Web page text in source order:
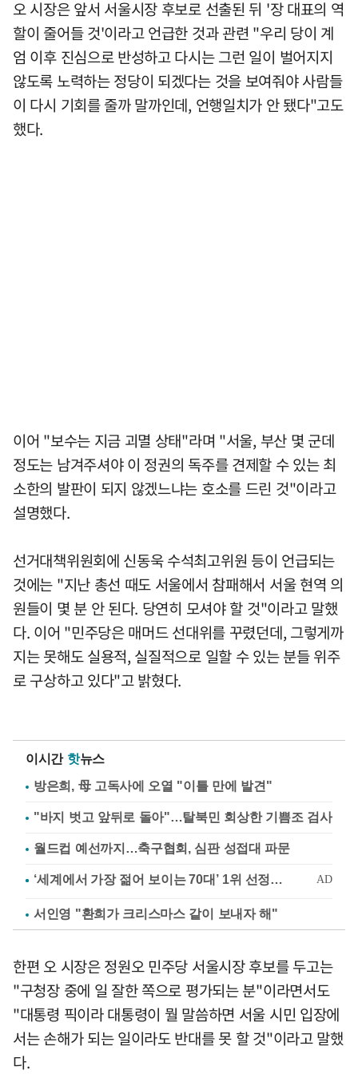
오 시장은 앞서 서울시장 후보로 선출된 뒤 '장 대표의 역
할이 줄어들 것'이라고 언급한 것과 관련 "우리 당이 계
엄 이후 진심으로 반성하고 다시는 그런 일이 벌어지지
않도록 노력하는 정당이 되겠다는 것을 보여줘야 사람들
이 다시 기회를 줄까 말까인데, 언행일치가 안 됐다"고도
했다.
이어 "보수는 지금 괴멸 상태"라며 "서울, 부산 몇 군데
정도는 남겨주셔야 이 정권의 독주를 견제할 수 있는 최
소한의 발판이 되지 않겠느냐는 호소를 드린 것"이라고
설명했다.
선거대책위원회에 신동욱 수석최고위원 등이 언급되는
것에는 "지난 총선 때도 서울에서 참패해서 서울 현역 의
원들이 몇 분 안 된다. 당연히 모셔야 할 것"이라고 말했
다. 이어 "민주당은 매머드 선대위를 꾸렸던데, 그렇게까
지는 못해도 실용적, 실질적으로 일할 수 있는 분들 위주
로 구상하고 있다"고 밝혔다.
이시간 핫뉴스
방은희, 母 고독사에 오열 "이틀 만에 발견"
"바지 벗고 앞뒤로 돌아"…탈북민 회상한 기쁨조 검사
월드컵 예선까지…축구협회, 심판 성접대 파문
서인영 "환희가 크리스마스 같이 보내자 해"
한편 오 시장은 정원오 민주당 서울시장 후보를 두고는
"구청장 중에 일 잘한 쪽으로 평가되는 분"이라면서도
"대통령 픽이라 대통령이 뭘 말씀하면 서울 시민 입장에
서는 손해가 되는 일이라도 반대를 못 할 것"이라고 말했
다.